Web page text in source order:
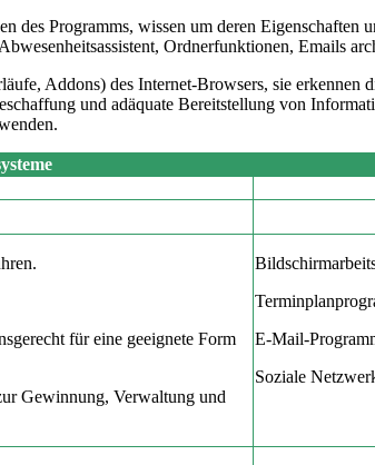
Programms, wissen um deren Eigenschaften
Ordnerfunktionen, Emails
Addons) des Internet-Browsers, sie erkennen
und adäquate Bereitstellung von
für eine geeignete Form
Gewinnung, Verwaltung und
E-Mail-
Soziale